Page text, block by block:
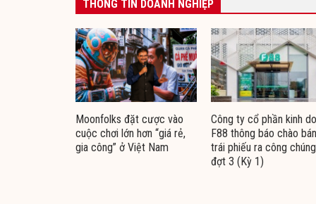
THÔNG TIN DOANH NGHIỆP
Moonfolks đặt cược vào
cuộc chơi lớn hơn “giá rẻ,
gia công” ở Việt Nam
Công ty cổ phần kinh
F88 thông báo chào bán
trái phiếu ra công chúng
đợt 3 (Kỳ 1)